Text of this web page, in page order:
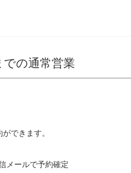
の通常営業
できます。
メールで予約確定